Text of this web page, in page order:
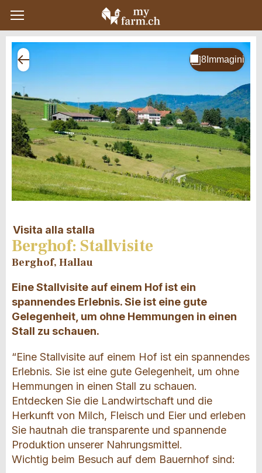
Visita alla stalla
Berghof: Stallvisite
Berghof, Hallau
Eine Stallvisite auf einem Hof ist ein
spannendes Erlebnis. Sie ist eine gute
Gelegenheit, um ohne Hemmungen in einen
Stall zu schauen.
“Eine Stallvisite auf einem Hof ist ein spannendes
Erlebnis. Sie ist eine gute Gelegenheit, um ohne
Hemmungen in einen Stall zu schauen.
Entdecken Sie die Landwirtschaft und die
Herkunft von Milch, Fleisch und Eier und erleben
Sie hautnah die transparente und spannende
Produktion unserer Nahrungsmittel.
Wichtig beim Besuch auf dem Bauernhof sind: